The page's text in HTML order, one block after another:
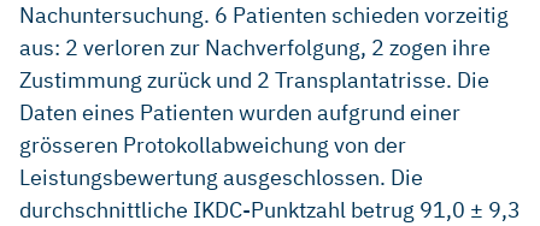
Nachuntersuchung. 6 Patienten schieden vorzeitig
aus: 2 verloren zur Nachverfolgung, 2 zogen ihre
Zustimmung zurück und 2 Transplantatrisse. Die
Daten eines Patienten wurden aufgrund einer
grösseren Protokollabweichung von der
Leistungsbewertung ausgeschlossen. Die
durchschnittliche IKDC-Punktzahl betrug 91,0 ± 9,3